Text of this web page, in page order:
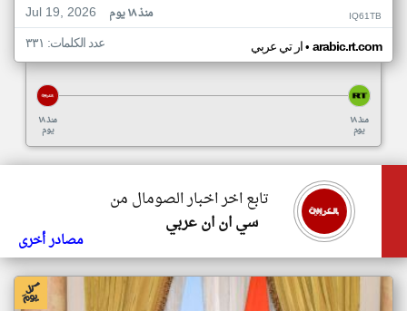
Jul 19, 2026
منذ ١٨ يوم IQ61TB
ار تي عربي• arabic.rt.com عدد الكلمات: ٣٣١
منذ ١٨
يوم
منذ ١٨
يوم
تابع اخر اخبار الصومال من
سي ان ان عربي
مصادر أخرى